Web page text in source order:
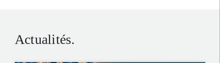
Actualités.